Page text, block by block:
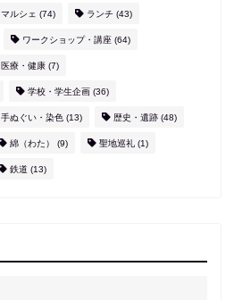
マルシェ (74) ランチ (43)
ワークショップ・講座 (64)
医療・健康 (7)
学校・学生企画 (36)
手ぬぐい・染色 (13) 歴史・遺跡 (48)
綿（わた） (9) 聖地巡礼 (1)
鉄道 (13)